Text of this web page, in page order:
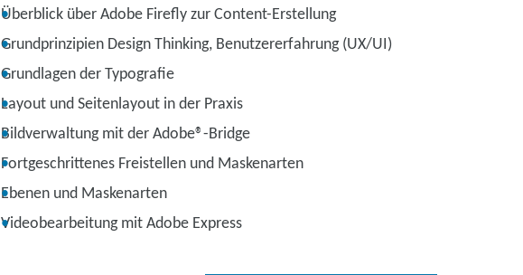
Überblick über Adobe Firefly zur Content-Erstellung
Grundprinzipien Design Thinking, Benutzererfahrung (UX/UI)
Grundlagen der Typografie
Layout und Seitenlayout in der Praxis
Bildverwaltung mit der Adobe®-Bridge
Fortgeschrittenes Freistellen und Maskenarten
Ebenen und Maskenarten
Videobearbeitung mit Adobe Express